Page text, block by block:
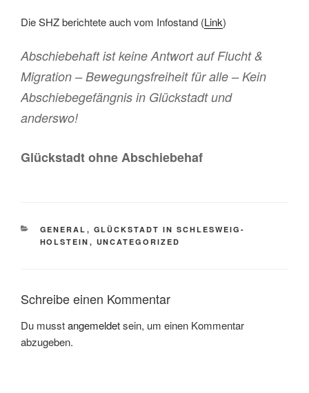
Die SHZ berichtete auch vom Infostand (Link)
Abschiebehaft ist keine Antwort auf Flucht &
Migration – Bewegungsfreiheit für alle – Kein
Abschiebegefängnis in Glückstadt und
anderswo!
Glückstadt ohne Abschiebehaf
GENERAL , GLÜCKSTADT IN SCHLESWEIG-
HOLSTEIN , UNCATEGORIZED
Schreibe einen Kommentar
Du musstangemeldetsein, um einen Kommentar
abzugeben.